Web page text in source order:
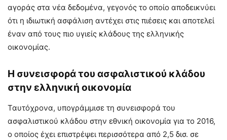
αγοράς στα νέα δεδομένα, γεγονός το οποίο αποδεικνύει
ότι η ιδιωτική ασφάλιση αντέχει στις πιέσεις και αποτελεί
έναν από τους πιο υγιείς κλάδους της ελληνικής
οικονομίας.
Η συνεισφορά του ασφαλιστικού κλάδου
στην ελληνική οικονομία
Ταυτόχρονα, υπογράμμισε τη συνεισφορά του
ασφαλιστικού κλάδου στην εθνική οικονομία για το 2016,
ο οποίος έχει επιστρέψει περισσότερα από 2,5 δισ. σε